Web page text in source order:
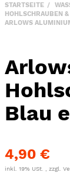
STARTSEITE
HOHLSCHRAUBEN
ARLOWS
Blau
4,90 €
inkl. 19% USt. , zzgl.